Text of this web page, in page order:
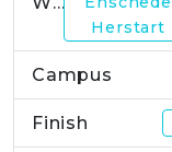
Herstart
Campus
Finish